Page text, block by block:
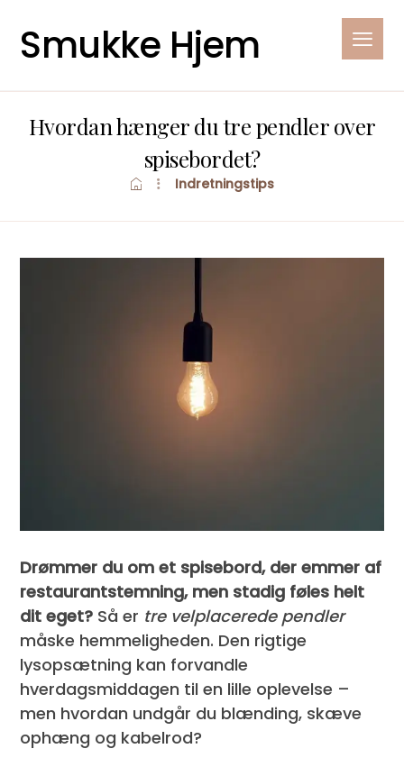
Smukke Hjem
Hvordan hænger du tre pendler over
spisebordet?
Indretningstips
Drømmer du om et spisebord, der emmer af
restaurant­stemning, men stadig føles helt
dit eget? Så er tre velplacerede pendler
måske hemmeligheden. Den rigtige
lysopsætning kan forvandle
hverdagsmiddagen til en lille oplevelse –
men hvordan undgår du blænding, skæve
ophæng og kabelrod?